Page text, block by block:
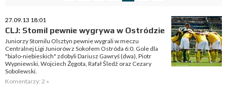
27.09.13 18:01
CLJ: Stomil pewnie wygrywa w Ostródzie
Juniorzy Stomilu Olsztyn pewnie wygrali w meczu
Centralnej Ligi Juniorów z Sokołem Ostróda 6:0. Gole dla
"biało-niebieskich" zdobyli Dariusz Gawryś (dwa), Piotr
Wypniewski, Wojciech Żęgota, Rafał Śledź oraz Cezary
Sobolewski.
Komentarzy: 2 »